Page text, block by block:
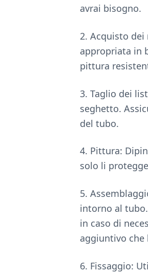
avrai bisogno.
2. Acquisto
appropriata in
pittura
3. Taglio dei
seghetto.
del tubo.
4. Pittura:
solo li
5.
intorno al
in caso di
aggiuntivo
6. Fissaggio: